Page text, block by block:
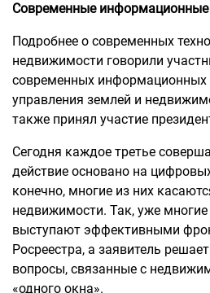
Современные информационные
Подробнее о современных
недвижимости говорили
современных информационных
управления землей и
также принял участие
Сегодня каждое третье
действие основано на
конечно, многие из них
недвижимости. Так, уже
выступают эффективными
Росреестра, а заявитель
вопросы, связанные с
«одного окна».